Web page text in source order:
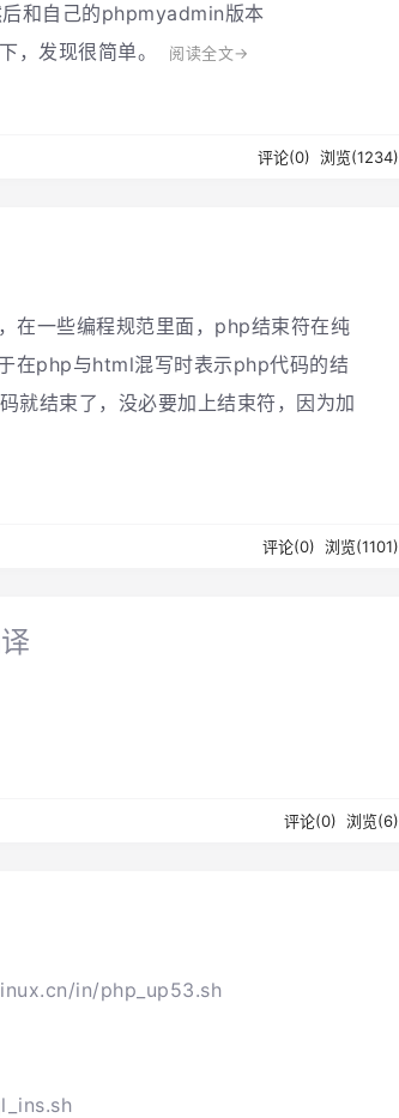
和自己的phpmyadmin版本
发现很简单。
阅读全文→
评论(0) 浏览(1234)
在一些编程规范里面，php结束符在纯
在php与html混写时表示php代码的结
就结束了，没必要加上结束符，因为加
评论(0) 浏览(1101)
评论(0) 浏览(6)
in/php_up53.sh